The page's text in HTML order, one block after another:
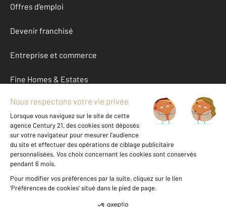
Offres d'emploi
Devenir franchisé
Entreprise et commerce
Fine Homes & Estates
À propos
International
Nous contacter